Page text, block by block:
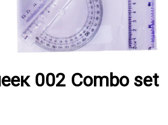
002 Combo set